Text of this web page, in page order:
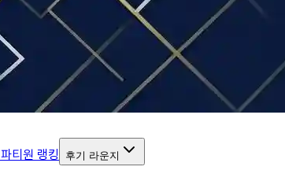
파티원 랭킹 후기 라운지